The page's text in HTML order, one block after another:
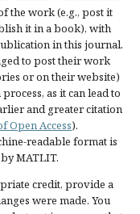
the work (e.g., post it
it in a book), with
in this journal.
to post their work
or on their website)
as it can lead to
and greater citation
Open Access).
readable format is
MATLIT.
credit, provide a
were made. You